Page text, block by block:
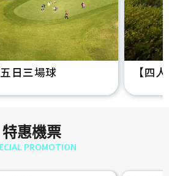
日三場球 【四
特惠機票
PROMOTION